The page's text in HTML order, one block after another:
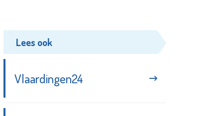
Lees ook
Vlaardingen24